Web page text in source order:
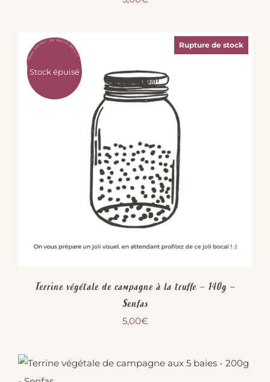
Stock épuisé
Rupture de stock
Terrine végétale de campagne à la truffe – 140g –
Senfas
5,00€